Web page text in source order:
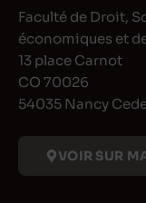
Faculté de Droit,
économiques et
13 place Carnot
CO 70026
54035 Nancy
VOIR SUR